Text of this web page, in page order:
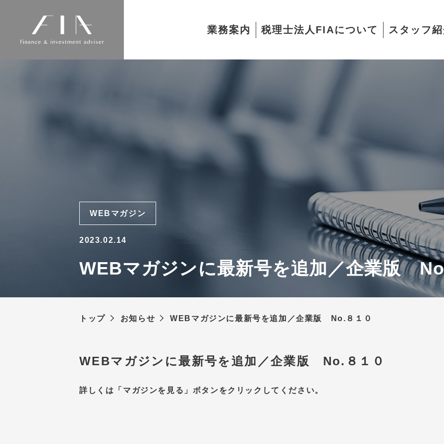
業務案内 税理士法人FIAについて スタッフ
WEBマガジン
2023.02.14
WEBマガジンに最新号を追加／企業版
トップ お知らせ WEBマガジンに最新号を追加／企業版 No.８１０
WEBマガジンに最新号を追加／企業版 No.８１０
詳しくは「マガジンを見る」ボタンをクリックしてください。